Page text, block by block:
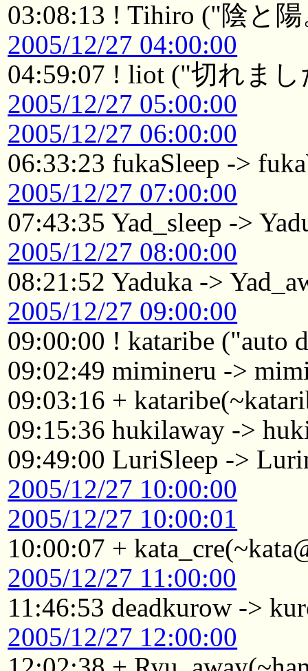
03:08:13 ! Tihiro ("陰と
2005/12/27 04:00:00
04:59:07 ! liot ("切れま
2005/12/27 05:00:00
2005/12/27 06:00:00
06:33:23 fukaSleep ->
2005/12/27 07:00:00
07:43:35 Yad_sleep ->
2005/12/27 08:00:00
08:21:52 Yaduka ->
2005/12/27 09:00:00
09:00:00 ! kataribe ("auto
09:02:49 mimineru ->
09:03:16 +
09:15:36 hukilaway ->
09:49:00 LuriSleep ->
2005/12/27 10:00:00
2005/12/27 10:00:01
10:00:07 +
2005/12/27 11:00:00
11:46:53 deadkurow ->
2005/12/27 12:00:00